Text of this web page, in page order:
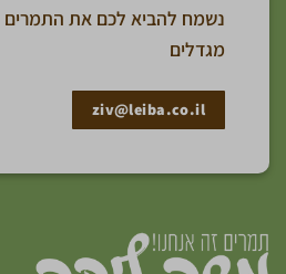
נשמח להביא לכם את התמרים
מגדלים
ziv@leiba.co.il